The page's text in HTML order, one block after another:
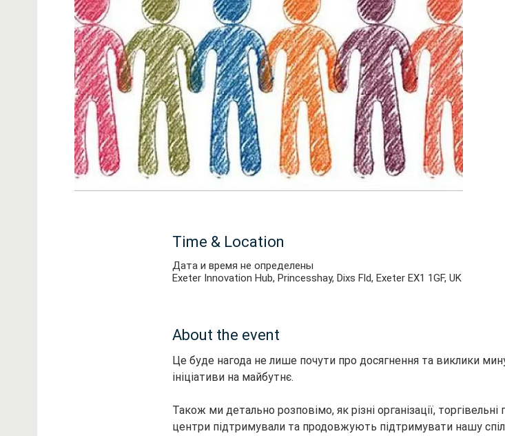
Time & Location
Дата и время не определены
Exeter Innovation Hub, Princesshay, Dixs Fld, Exeter EX1 1GF, UK
About the event
Це буде нагода не лише почути про досягнення та виклики
ініціативи на майбутнє.
Також ми детально розповімо, як різні організації,
центри підтримували та продовжують підтримувати нашу